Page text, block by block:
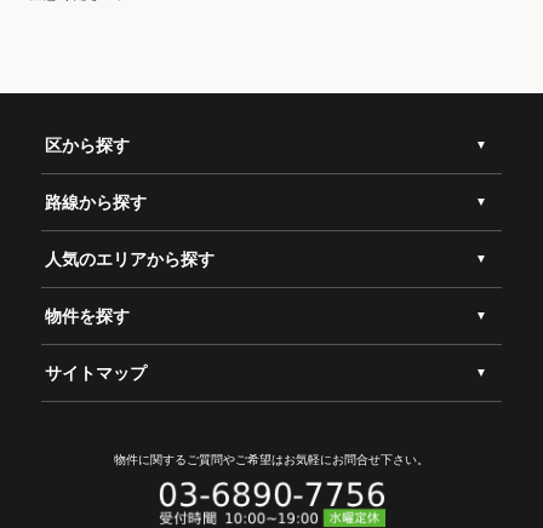
区から探す
路線から探す
人気のエリアから探す
物件を探す
サイトマップ
物件に関するご質問やご希望はお気軽にお問合せ下さい。